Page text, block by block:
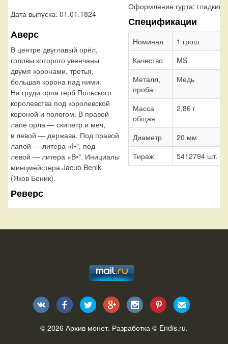
Дата выпуска: 01.01.1824
Аверс
В центре двуглавый орёл,
головы которого увенчаны
двумя коронами, третья,
большая корона над ними.
На груди орла герб Польского
королевства под королевской
короной и пологом. В правой
лапе орла — скипетр и меч,
в левой — держава. Под правой
лапой — литера «I•", под
левой — литера «B•". Инициалы
минцмейстера Jacub Benik
(Яков Беник).
Реверс
Оформление гурта: гладкий
Спецификации
Номинал
1 грош
Качество
MS
Металл,
проба
Медь
Масса
общая
2,86 г
Диаметр
20 мм
Тираж
5412794 шт.
© 2026 Архив монет. Разработка © Endis.ru.